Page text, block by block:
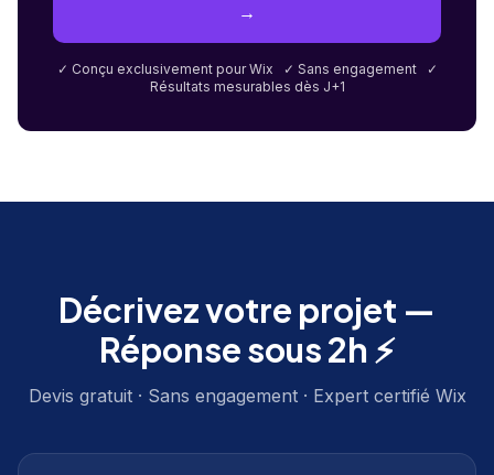
→
✓ Conçu exclusivement pour Wix ✓ Sans engagement ✓
Résultats mesurables dès J+1
Décrivez votre projet —
Réponse sous 2h ⚡
Devis gratuit · Sans engagement · Expert certifié Wix